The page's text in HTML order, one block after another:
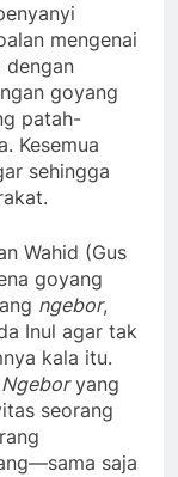
mengenai
dengan
goyang
patah-
Kesemua
sehingga
Wahid (Gus
goyang
ngebo­r,
Inul agar tak
kala itu.
Ngeboryang
seorang
saja